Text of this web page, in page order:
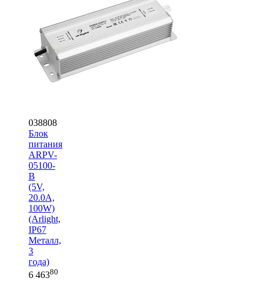
038808
Блок
питания
ARPV-
05100-
B
(5V,
20.0A,
100W)
(Arlight,
IP67
Металл,
3
года)
6 46380